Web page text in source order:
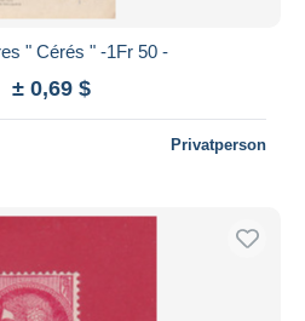
" Cérés " -1Fr 50 -
± 0,69 $
Privatperson